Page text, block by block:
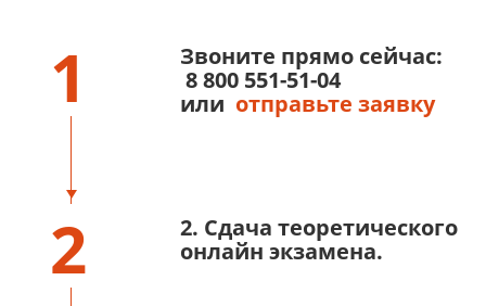
1
Звоните прямо сейчас:
8 800 551-51-04
или отправьте заявку
2
2. Сдача теоретического
онлайн экзамена.